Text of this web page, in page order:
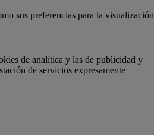
sus preferencias para la visualización
de analítica y las de publicidad y
de servicios expresamente